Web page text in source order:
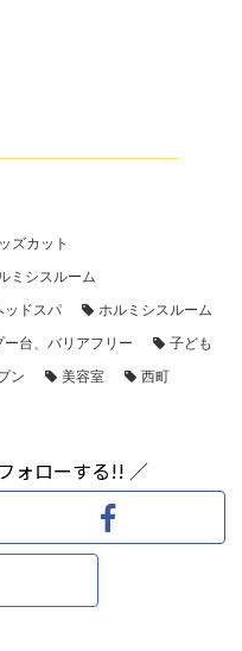
ズカット
ミシスルーム
ッドスパ
ホルミシスルーム
台、バリアフリー
子ども
ン 美容室
西町
ォローする!! ／